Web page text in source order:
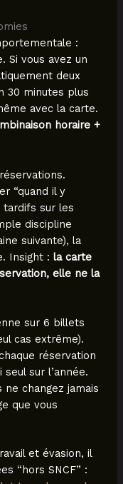
:
Si vous avez un
deux
30 minutes plus
avec la carte.
horaire +
“quand il y
tardifs sur les
discipline
suivante), la
Insight : la carte
elle ne la
sur 6 billets
cas extrême).
réservation
sur l’année.
changez jamais
que vous
et évasion, il
“hors SNCF” :